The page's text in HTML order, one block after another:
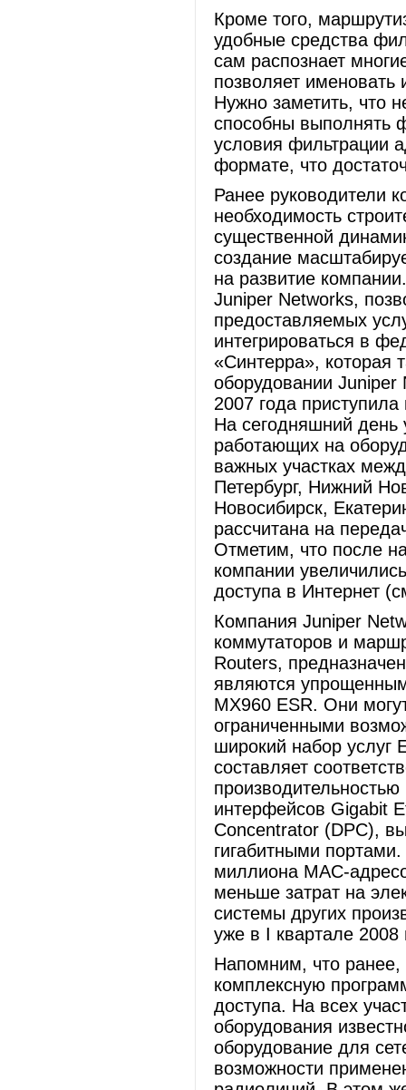
Кроме того,
удобные средства
сам распознает
позволяет
Нужно заметить, что
способны выполнять
условия фильтрации
формате, что
Ранее руководители
необходимость
существенной
создание
на развитие
Juniper Networks,
предоставляемых
интегрироваться в
«Синтерра», которая
оборудовании Juniper
2007 года
На сегодняшний день
работающих на
важных участках
Петербург, Нижний
Новосибирск,
рассчитана на
Отметим, что после
компании
доступа в Интернет
Компания Juniper
коммутаторов и
Routers,
являются
MX960 ESR. Они
ограниченными
широкий набор услуг
составляет
интерфейсов Gigabit
Concentrator (DPC),
гигабитными
миллиона MAC-
меньше затрат на
системы других
уже в I квартале 2008
Напомним, что ранее,
комплексную
доступа. На всех
оборудования
оборудование для
возможности